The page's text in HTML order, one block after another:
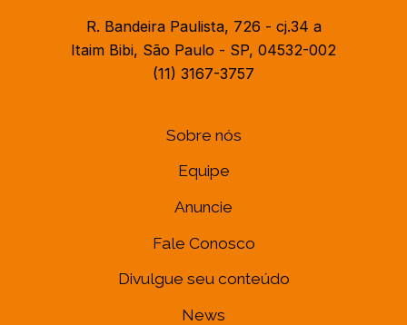
R. Bandeira Paulista, 726 - cj.34 a
Itaim Bibi, São Paulo - SP, 04532-002
(11) 3167-3757
Sobre nós
Equipe
Anuncie
Fale Conosco
Divulgue seu conteúdo
News